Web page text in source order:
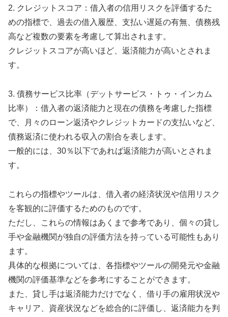
2. クレジットスコア：借入者の信用リスクを評価するた
めの指標で、過去の借入履歴、支払い遅延の有無、債務残
高など複数の要素を考慮して算出されます。
クレジットスコアが高いほど、返済能力が高いとされま
す。
3. 債務サービス比率（デットサービス・トゥ・インカム
比率）：借入者の返済能力と現在の債務を考慮した指標
で、月々のローン返済やクレジットカードの支払いなど、
債務返済に使われる収入の割合を表します。
一般的には、30％以下であれば返済能力が高いとされま
す。
これらの指標やツールは、借入者の経済状況や信用リスク
を客観的に評価するためのものです。
ただし、これらの情報はあくまで参考であり、個々の貸し
手や金融機関が独自の評価方法を持っている可能性もあり
ます。
具体的な根拠については、各指標やツールの開発元や金融
機関の評価基準などを参考にすることができます。
また、貸し手は返済能力だけでなく、借り手の雇用状況や
キャリア、資産状況などを総合的に評価し、返済能力を判